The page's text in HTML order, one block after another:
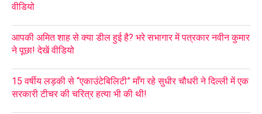
वीडियो
आपकी अमित शाह से क्या डील हुई है? भरे सभागार में पत्रकार नवीन कुमार
ने पूछा! देखें वीडियो
15 वर्षीय लड़की से “एकाउंटेबिलिटी” माँग रहे सुधीर चौधरी ने दिल्ली में एक
सरकारी टीचर की चरित्र हत्या भी की थी!